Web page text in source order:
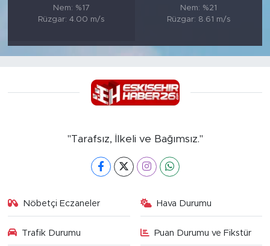
Nem: %17
Rüzgar: 4.00 m/s
Nem: %21
Rüzgar: 8.61 m/s
"Tarafsız, İlkeli ve Bağımsız."
Nöbetçi Eczaneler Hava Durumu
Trafik Durumu Puan Durumu ve Fikstür